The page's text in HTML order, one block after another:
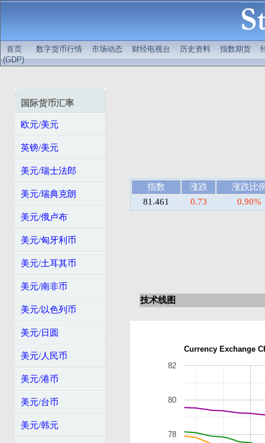
首页 数字货币行情 市场动态 财经电视台 历史资料 指数期货
(GDP)
国际货币汇率
欧元/美元
英镑/美元
美元/瑞士法郎
美元/瑞典克朗
美元/俄卢布
美元/匈牙利币
美元/土耳其币
美元/南非币
美元/以色列币
美元/日圆
美元/人民币
美元/港币
美元/台币
美元/韩元
指数 涨跌
涨跌比
81.461
0.73 0.90%
技术线图
Currency Exchange
78
80
82